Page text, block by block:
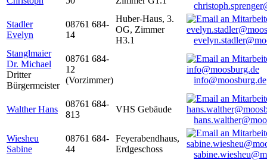
Stadler
Evelyn
08761 684-
14
Huber-Haus, 3.
OG, Zimmer
H3.1
Stanglmaier
Dr. Michael
Dritter
Bürgermeister
08761 684-
12
(Vorzimmer)
info@moosburg.de
Walther Hans
08761 684-
813
VHS Gebäude
Wiesheu
Sabine
08761 684-
44
Feyerabendhaus,
Erdgeschoss